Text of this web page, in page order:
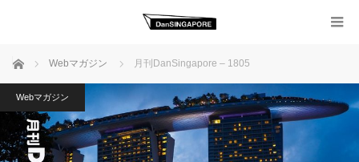
ホーム Webマガジン 月刊DanSingapore – 1805
Webマガジン